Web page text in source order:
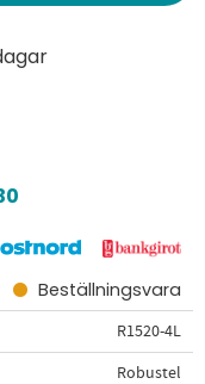
Beställningsvara
R1520-4L
Robustel